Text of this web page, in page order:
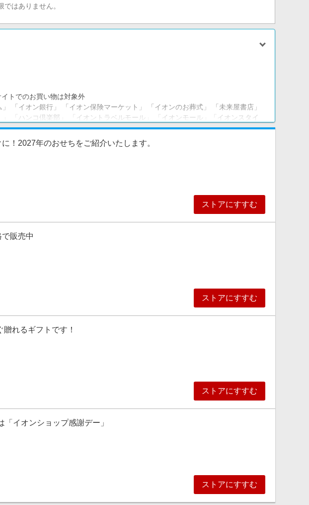
はありません。
トでのお買い物は対象外
「イオン銀行」 「イオン保険マーケット」 「イオンのお葬式」 「未来屋書店」
「ハンコ倶楽部」 「イオントラベルモール」 「イオンモール」「イオンスタイ
スポーツオーソリティ」
！2027年のおせちをご紹介いたします。
ストアにすすむ
販売中
ストアにすすむ
れるギフトです！
ストアにすすむ
イオンショップ感謝デー」
ストアにすすむ